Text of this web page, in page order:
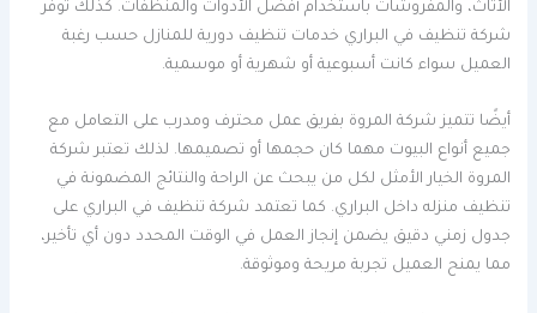
الأثاث، والمفروشات باستخدام أفضل الأدوات والمنظفات. كذلك توفر
شركة تنظيف في البراري خدمات تنظيف دورية للمنازل حسب رغبة
العميل سواء كانت أسبوعية أو شهرية أو موسمية.
أيضًا تتميز شركة المروة بفريق عمل محترف ومدرب على التعامل مع
جميع أنواع البيوت مهما كان حجمها أو تصميمها. لذلك تعتبر شركة
المروة الخيار الأمثل لكل من يبحث عن الراحة والنتائج المضمونة في
تنظيف منزله داخل البراري. كما تعتمد شركة تنظيف في البراري على
جدول زمني دقيق يضمن إنجاز العمل في الوقت المحدد دون أي تأخير،
مما يمنح العميل تجربة مريحة وموثوقة.